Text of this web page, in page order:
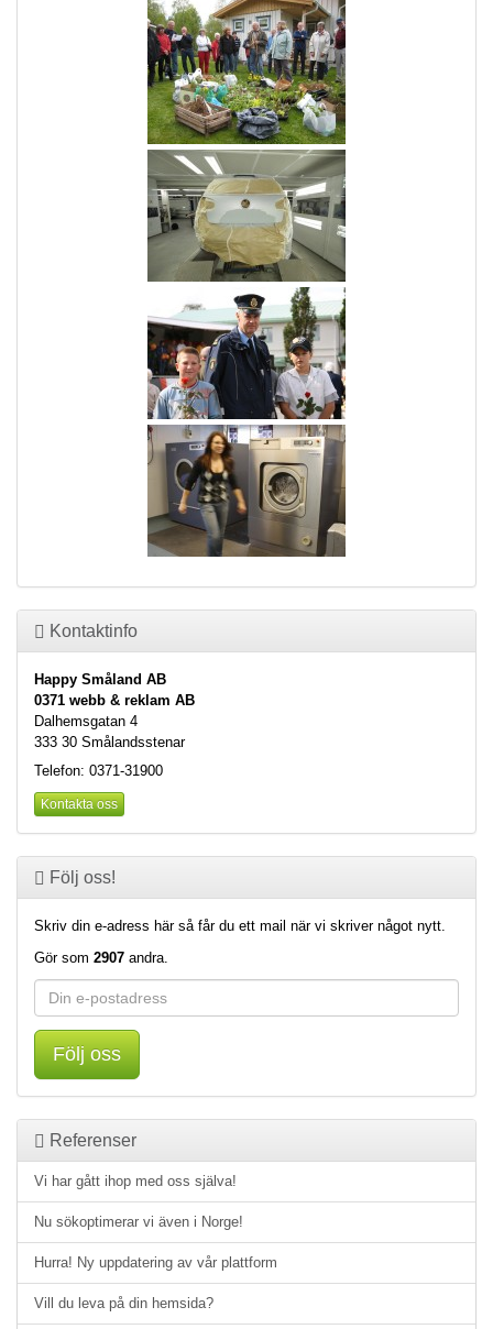
Kontaktinfo
Happy Småland AB
0371 webb & reklam AB
Dalhemsgatan 4
333 30 Smålandsstenar
Telefon: 0371-31900
Kontakta oss
Följ oss!
Skriv din e-adress här så får du ett mail när vi skriver något nytt.
Gör som 2907 andra.
Följ oss
Referenser
Vi har gått ihop med oss själva!
Nu sökoptimerar vi även i Norge!
Hurra! Ny uppdatering av vår plattform
Vill du leva på din hemsida?